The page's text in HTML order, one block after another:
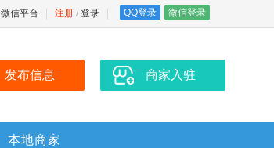
微信平台 注册 / 登录 QQ登录 微信登录
发布信息 商家入驻
本地商家